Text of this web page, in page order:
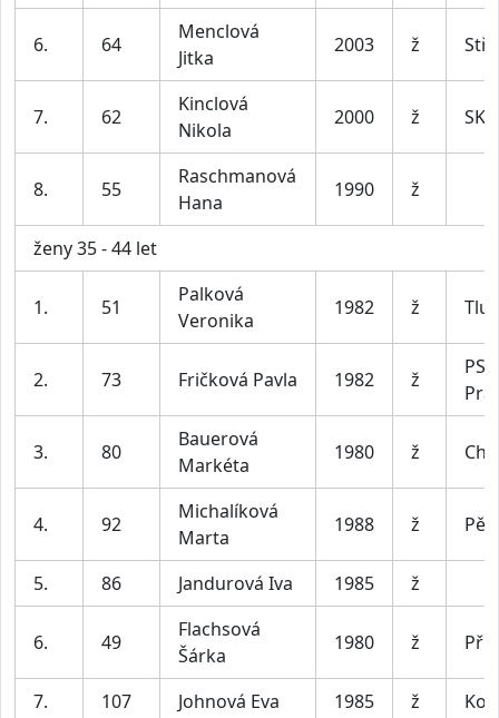
6. 64
Menclová
Jitka
2003 ž
7. 62
Kinclová
Nikola
2000 ž SK
8. 55
Raschmanová
Hana
1990 ž
ženy 35 - 44 let
1. 51
Palková
Veronika
1982 ž
2. 73 Fričková Pavla 1982 ž
3. 80
Bauerová
Markéta
1980 ž
4. 92
Michalíková
Marta
1988 ž
5. 86 Jandurová Iva 1985 ž
6. 49
Flachsová
Šárka
1980 ž
7. 107 Johnová Eva 1985 ž